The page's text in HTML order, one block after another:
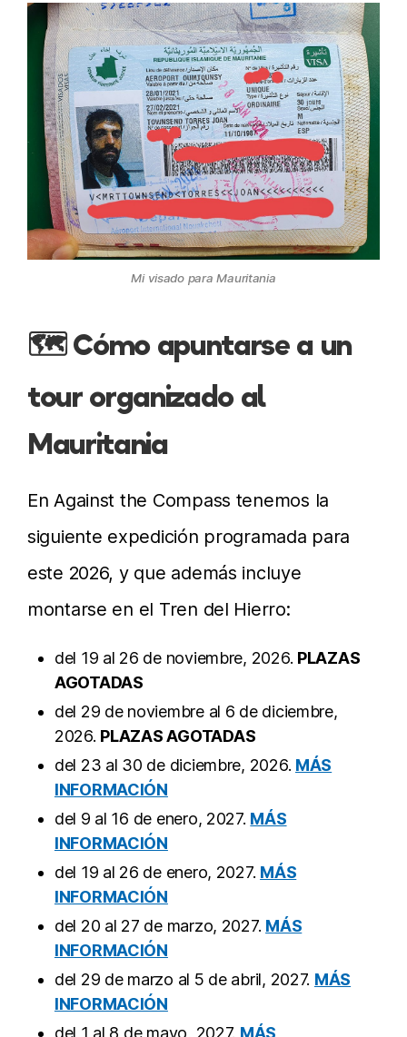
Mi visado para Mauritania
🗺️ Cómo apuntarse a un
tour organizado al
Mauritania
En Against the Compass tenemos la
siguiente expedición programada para
este 2026, y que además incluye
montarse en el Tren del Hierro:
del 19 al 26 de noviembre, 2026. PLAZAS
AGOTADAS
del 29 de noviembre al 6 de diciembre,
2026. PLAZAS AGOTADAS
del 23 al 30 de diciembre, 2026. MÁS
INFORMACIÓN
del 9 al 16 de enero, 2027. MÁS
INFORMACIÓN
del 19 al 26 de enero, 2027. MÁS
INFORMACIÓN
del 20 al 27 de marzo, 2027. MÁS
INFORMACIÓN
del 29 de marzo al 5 de abril, 2027. MÁS
INFORMACIÓN